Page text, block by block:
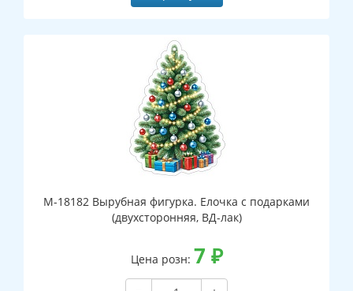
М-18182 Вырубная фигурка. Елочка с подарками
(двухсторонняя, ВД-лак)
Цена розн: 7 ₽